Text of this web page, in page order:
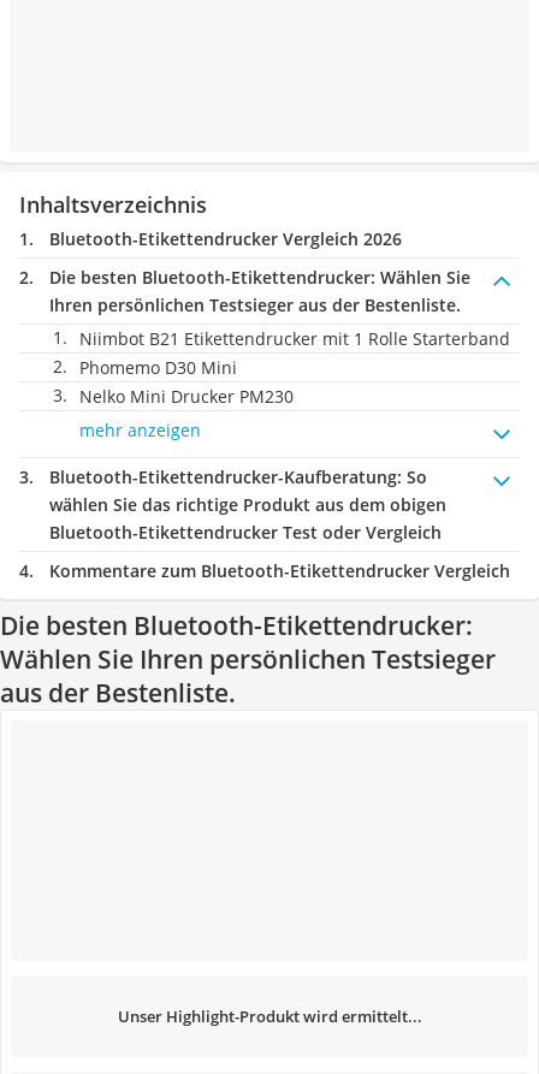
Inhaltsverzeichnis
Bluetooth-Etikettendrucker Vergleich 2026
Die besten Bluetooth-Etikettendrucker: Wählen Sie
Ihren persönlichen Testsieger aus der Bestenliste.
Niimbot B21 Etikettendrucker mit 1 Rolle Starterband
Phomemo D30 Mini
Nelko Mini Drucker PM230
mehr anzeigen
Bluetooth-Etikettendrucker-Kaufberatung: So
wählen Sie das richtige Produkt aus dem obigen
Bluetooth-Etikettendrucker Test oder Vergleich
Kommentare zum Bluetooth-Etikettendrucker Vergleich
Die besten Bluetooth-Etikettendrucker:
Wählen Sie Ihren persönlichen Testsieger
aus der Bestenliste.
Unser Highlight-Produkt wird ermittelt...